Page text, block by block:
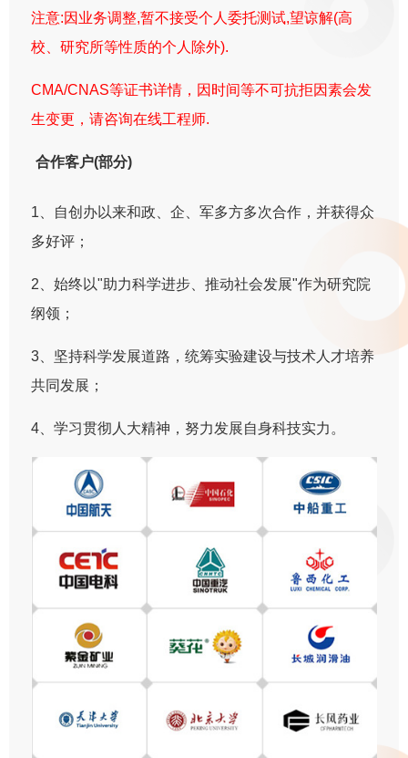
注意:因业务调整,暂不接受个人委托测试,望谅解(高
校、研究所等性质的个人除外).
CMA/CNAS等证书详情，因时间等不可抗拒因素会发
生变更，请咨询在线工程师.
合作客户(部分)
1、自创办以来和政、企、军多方多次合作，并获得众
多好评；
2、始终以"助力科学进步、推动社会发展"作为研究院
纲领；
3、坚持科学发展道路，统筹实验建设与技术人才培养
共同发展；
4、学习贯彻人大精神，努力发展自身科技实力。